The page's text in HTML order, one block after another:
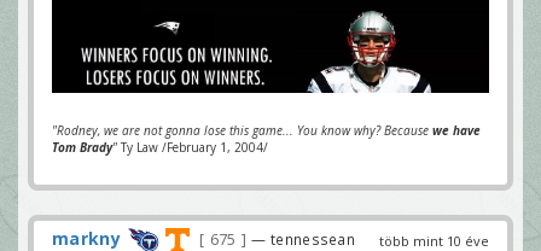
"Rodney, we are not gonna lose this game... You know why? Because we have
Tom Brady"Ty Law /February 1, 2004/
több mint 10 éve
markny 675 — tennessean